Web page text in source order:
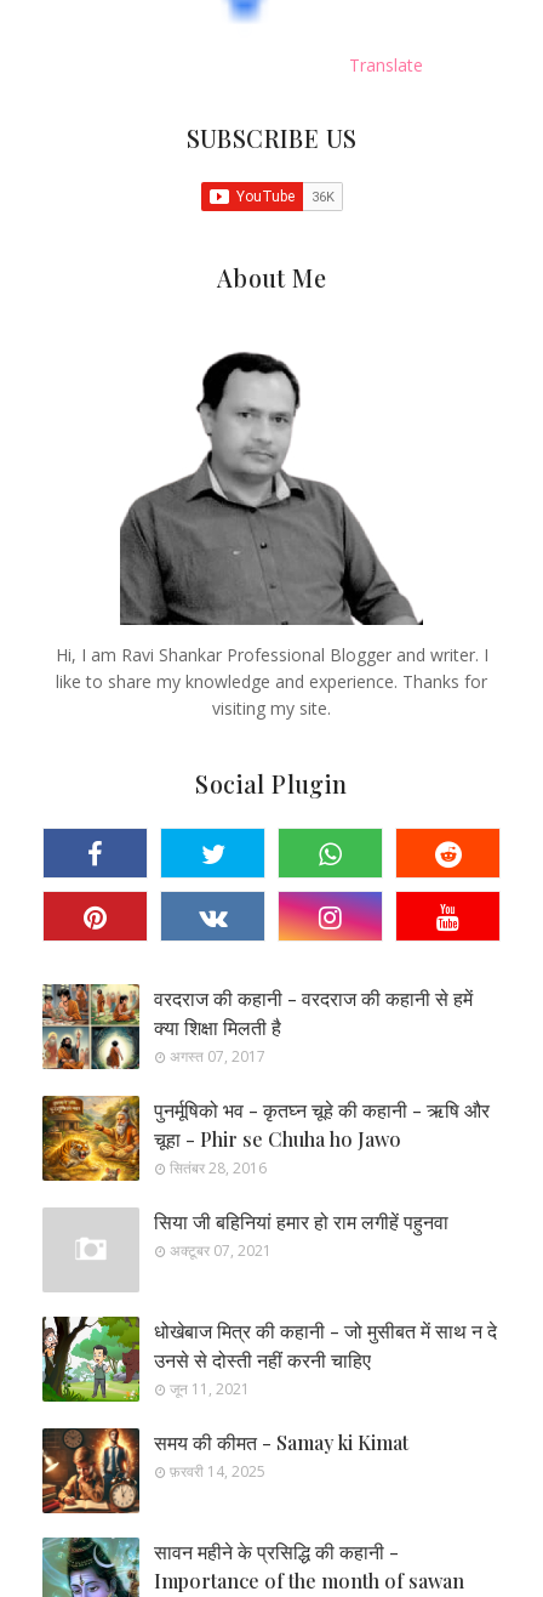
Translate
SUBSCRIBE US
About Me
Hi, I am Ravi Shankar Professional Blogger and writer. I
like to share my knowledge and experience. Thanks for
visiting my site.
Social Plugin
वरदराज की कहानी - वरदराज की कहानी से हमें
क्या शिक्षा मिलती है
अगस्त 07, 2017
पुनर्मूषिको भव - कृतघ्न चूहे की कहानी - ऋषि और
चूहा - Phir se Chuha ho Jawo
सितंबर 28, 2016
सिया जी बहिनियां हमार हो राम लगीहें पहुनवा
अक्टूबर 07, 2021
धोखेबाज मित्र की कहानी - जो मुसीबत में साथ न दे
उनसे से दोस्ती नहीं करनी चाहिए
जून 11, 2021
समय की कीमत - Samay ki Kimat
फ़रवरी 14, 2025
सावन महीने के प्रसिद्धि की कहानी -
Importance of the month of sawan